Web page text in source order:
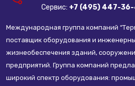
Сервис: +7 (495) 447-
Международная группа компаний
поставщик оборудования и
жизнеобеспечения зданий,
предприятий. Группа компаний
широкий спектр оборудования: